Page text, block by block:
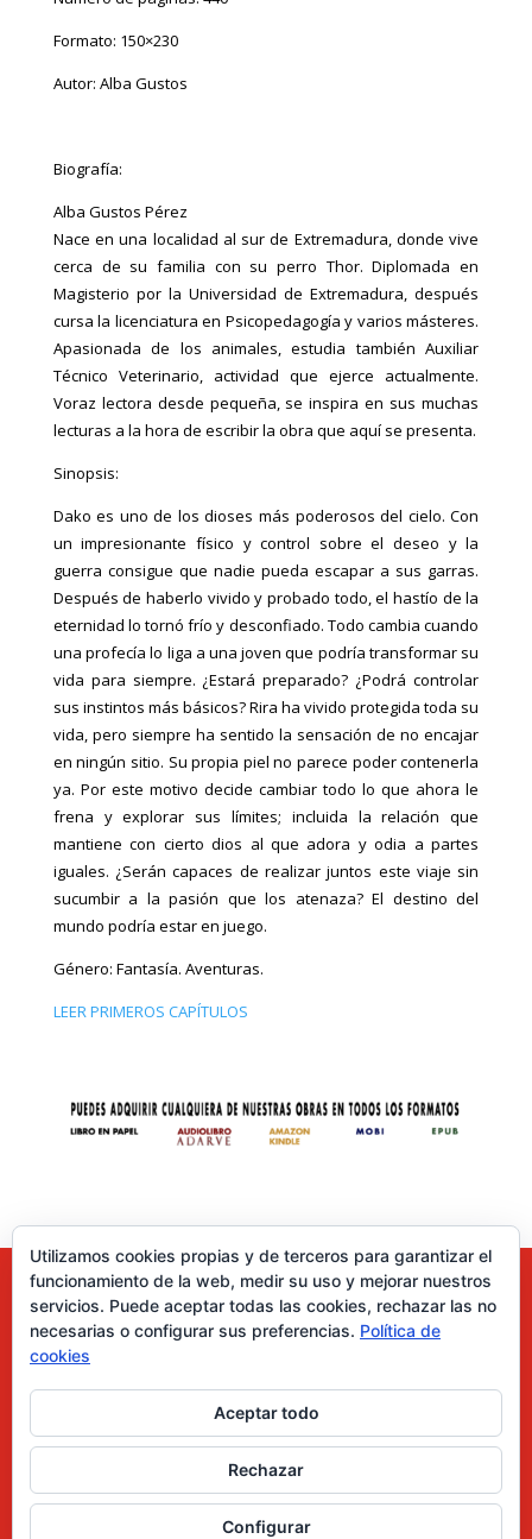
Formato: 150×230
Autor: Alba Gustos
Biografía:
Alba Gustos Pérez
Nace en una localidad al sur de Extremadura, donde vive
cerca de su familia con su perro Thor. Diplomada en
Magisterio por la Universidad de Extremadura, después
cursa la licenciatura en Psicopedagogía y varios másteres.
Apasionada de los animales, estudia también Auxiliar
Técnico Veterinario, actividad que ejerce actualmente.
Voraz lectora desde pequeña, se inspira en sus muchas
lecturas a la hora de escribir la obra que aquí se presenta.
Sinopsis:
Dako es uno de los dioses más poderosos del cielo. Con
un impresionante físico y control sobre el deseo y la
guerra consigue que nadie pueda escapar a sus garras.
Después de haberlo vivido y probado todo, el hastío de la
eternidad lo tornó frío y desconfiado. Todo cambia cuando
una profecía lo liga a una joven que podría transformar su
vida para siempre. ¿Estará preparado? ¿Podrá controlar
sus instintos más básicos? Rira ha vivido protegida toda su
vida, pero siempre ha sentido la sensación de no encajar
en ningún sitio. Su propia piel no parece poder contenerla
ya. Por este motivo decide cambiar todo lo que ahora le
frena y explorar sus límites; incluida la relación que
mantiene con cierto dios al que adora y odia a partes
iguales. ¿Serán capaces de realizar juntos este viaje sin
sucumbir a la pasión que los atenaza? El destino del
mundo podría estar en juego.
Género: Fantasía. Aventuras.
LEER PRIMEROS CAPÍTULOS
0 elementos
Desarrollado por Diseñador web para empresas
Utilizamos cookies propias y de terceros para garantizar el
funcionamiento de la web, medir su uso y mejorar nuestros
servicios. Puede aceptar todas las cookies, rechazar las no
necesarias o configurar sus preferencias. Política de
cookies
Aceptar todo
Rechazar
Configurar